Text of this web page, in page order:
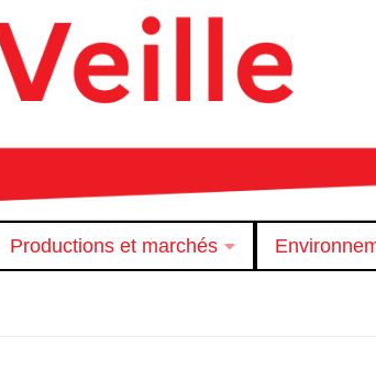
Productions et marchés